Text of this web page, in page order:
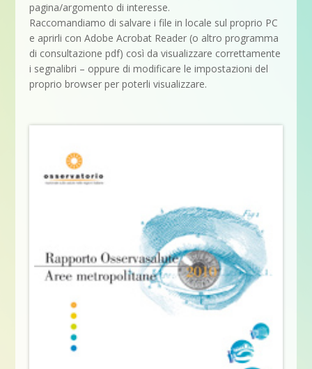
pagina/argomento di interesse.
Raccomandiamo di salvare i file in locale sul proprio PC
e aprirli con Adobe Acrobat Reader (o altro programma
di consultazione pdf) così da visualizzare correttamente
i segnalibri – oppure di modificare le impostazioni del
proprio browser per poterli visualizzare.